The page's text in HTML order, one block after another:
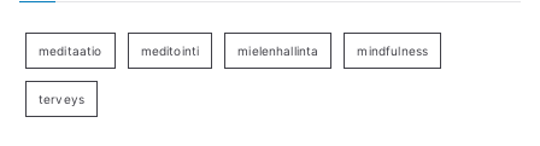
meditaatio meditointi mielenhallinta mindfulness
terveys